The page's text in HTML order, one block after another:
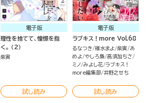
電子版
理性を捨てて、憧憬を抱
く。 （2）
柴寅
試し読み
電子版
ラブキス！more Vol.68
るなつき 碓水まよ 柴寅
あ
めよ やしろ梟 高須加ちさ
ミノ みよし花 ラブキス！
more編集部 井野之せち
試し読み